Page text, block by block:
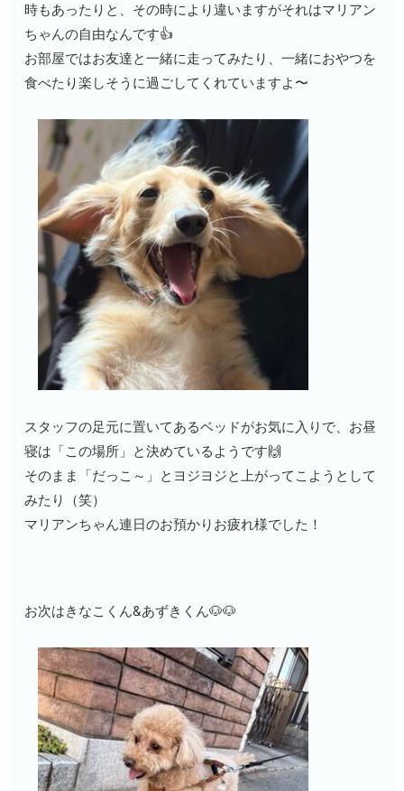
時もあったりと、その時により違いますがそれはマリアン
ちゃんの自由なんです👍
お部屋ではお友達と一緒に走ってみたり、一緒におやつを
食べたり楽しそうに過ごしてくれていますよ〜
スタッフの足元に置いてあるベッドがお気に入りで、お昼
寝は「この場所」と決めているようです🙌
そのまま「だっこ～」とヨジヨジと上がってこようとして
みたり（笑）
マリアンちゃん連日のお預かりお疲れ様でした！
お次はきなこくん&あずきくん🐶🐶